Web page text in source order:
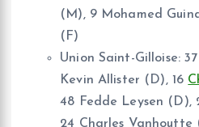
(M), 9 Mohamed
(F)
Union Saint-Gilloise:
Kevin Allister (D), 16
48 Fedde Leysen (D),
24 Charles